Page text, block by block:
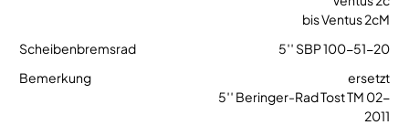
bis Ventus 2cM
5′′ SBP 100-51-20
ersetzt
5′′ Beringer-Rad Tost TM 02-
2011